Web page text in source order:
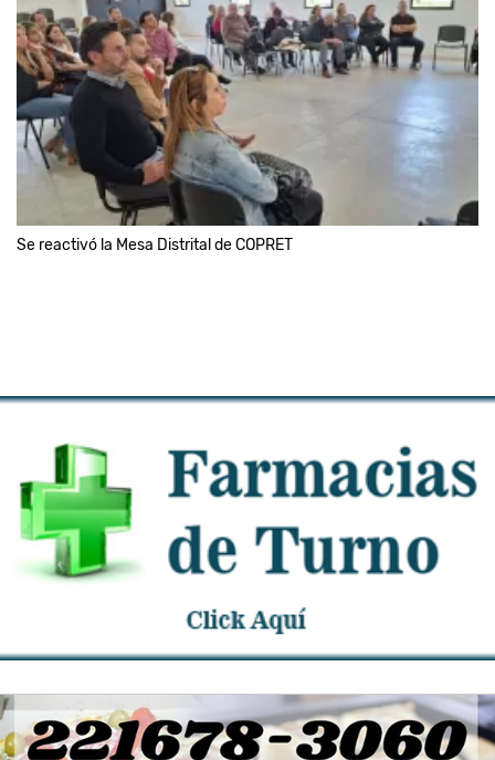
Se reactivó la Mesa Distrital de COPRET